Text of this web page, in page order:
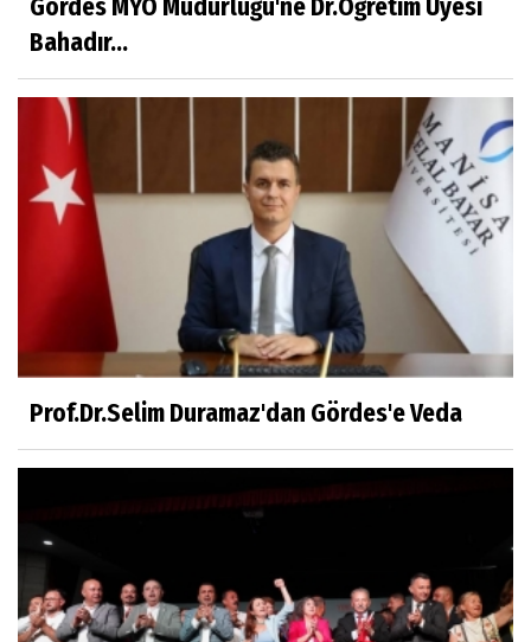
Kahramanlar
Prof.Dr.Süleyman Sami İLKER
Mühendislerin de Sanat Ruhu Olmalı
Dr.Fatih KESKİN
Millî Edebiyat, Millî Şuur, Millî Takım
Sıracettin ÇELİK
Çalıkuşu
Dr.Tuğçe Yıldırım
Aşı: Toplum Sağlığının Görünmez Kalkanı
Gördes MYO Müdürlüğü'ne Dr.Öğretim Üyesi
Bahadır...
Prof.Dr.Selim Duramaz'dan Gördes'e Veda